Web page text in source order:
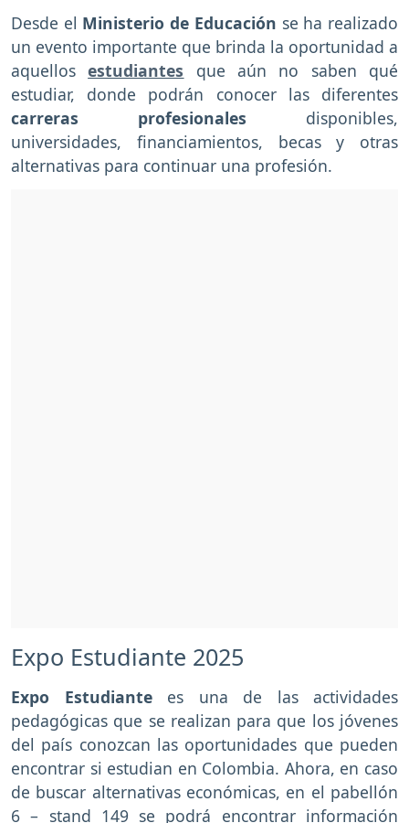
Desde el Ministerio de Educación se ha realizado
un evento importante que brinda la oportunidad a
aquellosestudiantes que aún no saben qué
estudiar, donde podrán conocer las diferentes
carreras profesionales disponibles,
universidades, financiamientos, becas y otras
alternativas para continuar una profesión.
Expo Estudiante 2025
Expo Estudiantees una de las actividades
pedagógicas que se realizan para que los jóvenes
del país conozcan las oportunidades que pueden
encontrar si estudian en Colombia. Ahora, en caso
de buscar alternativas económicas, en el pabellón
6 – stand 149 se podrá encontrar información